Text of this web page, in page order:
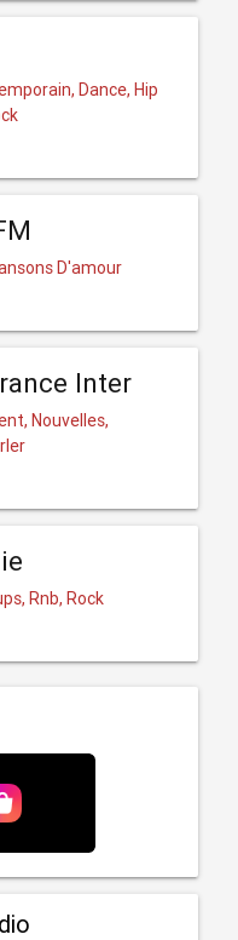
Dance, Hip
D'amour
Inter
Nouvelles,
Rnb, Rock